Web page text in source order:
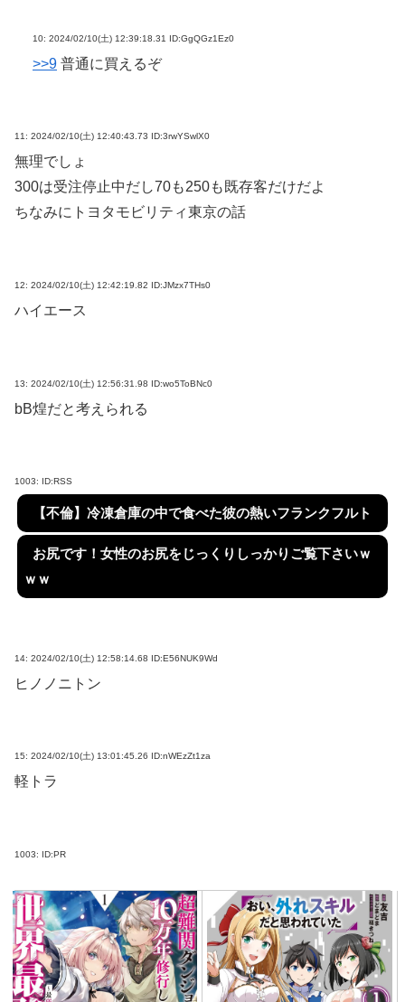
10: 2024/02/10(土) 12:39:18.31 ID:GgQGz1Ez0
>>9 普通に買えるぞ
11: 2024/02/10(土) 12:40:43.73 ID:3rwYSwlX0
無理でしょ
300は受注停止中だし70も250も既存客だけだよ
ちなみにトヨタモビリティ東京の話
12: 2024/02/10(土) 12:42:19.82 ID:JMzx7THs0
ハイエース
13: 2024/02/10(土) 12:56:31.98 ID:wo5ToBNc0
bB煌だと考えられる
1003: ID:RSS
【不倫】冷凍倉庫の中で食べた彼の熱いフランクフルト
お尻です！女性のお尻をじっくりしっかりご覧下さいｗ
ｗｗ
14: 2024/02/10(土) 12:58:14.68 ID:E56NUK9Wd
ヒノノニトン
15: 2024/02/10(土) 13:01:45.26 ID:nWEzZt1za
軽トラ
1003: ID:PR